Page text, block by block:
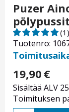
Puzer
Tuotenro:
(1)
19,90 €
Sisältää ALV
Toimituksen